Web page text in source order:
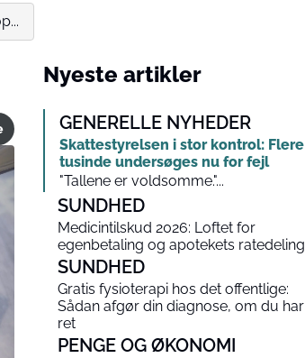
Nyeste artikler
GENERELLE NYHEDER
Skattestyrelsen i stor kontrol: Flere
tusinde undersøges nu for fejl
"Tallene er voldsomme."...
SUNDHED
Medicintilskud 2026: Loftet for
egenbetaling og apotekets ratedeling
SUNDHED
Gratis fysioterapi hos det offentlige:
Sådan afgør din diagnose, om du har
ret
PENGE OG ØKONOMI